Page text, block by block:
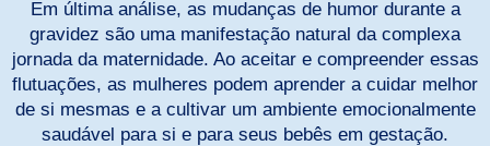
Em última análise, as mudanças de humor durante a
gravidez são uma manifestação natural da complexa
jornada da maternidade. Ao aceitar e compreender essas
flutuações, as mulheres podem aprender a cuidar melhor
de si mesmas e a cultivar um ambiente emocionalmente
saudável para si e para seus bebês em gestação.